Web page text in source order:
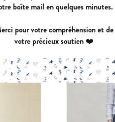
boîte mail en quelques minutes.
pour votre compréhension et de
votre précieux soutien ❤️